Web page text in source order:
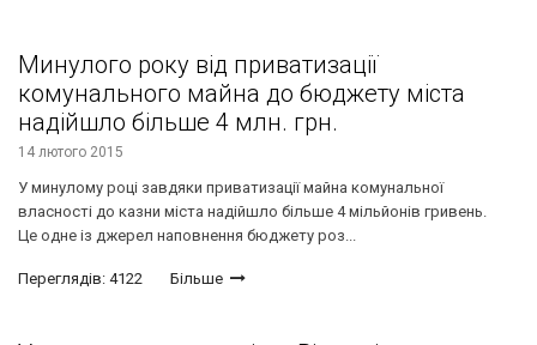
Минулого року від приватизації
комунального майна до бюджету міста
надійшло більше 4 млн. грн.
14 лютого 2015
У минулому році завдяки приватизації майна комунальної
власності до казни міста надійшло більше 4 мільйонів гривень.
Це одне із джерел наповнення бюджету роз...
Переглядів: 4122 Більше